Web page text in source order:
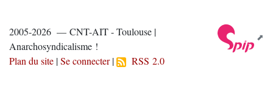
2005-2026 — CNT-AIT - Toulouse |
Anarchosyndicalisme !
Plan du site |Se connecter| RSS 2.0